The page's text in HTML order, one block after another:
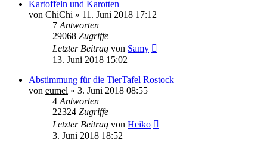
Kartoffeln und Karotten
von ChiChi » 11. Juni 2018 17:12
7 Antworten
29068 Zugriffe
Letzter Beitrag von Samy
13. Juni 2018 15:02
Abstimmung für die TierTafel Rostock
von eumel » 3. Juni 2018 08:55
4 Antworten
22324 Zugriffe
Letzter Beitrag von Heiko
3. Juni 2018 18:52